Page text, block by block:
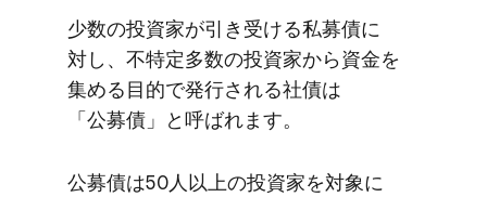
少数の​投資家が​引き受ける​私募債に​
対し、​不特定多数の​投資家から​資金を​
集める​目的で​発行される​社債は​
「公募債」と​呼ばれます。
公募債は​50人以上の​投資家を​対象に​